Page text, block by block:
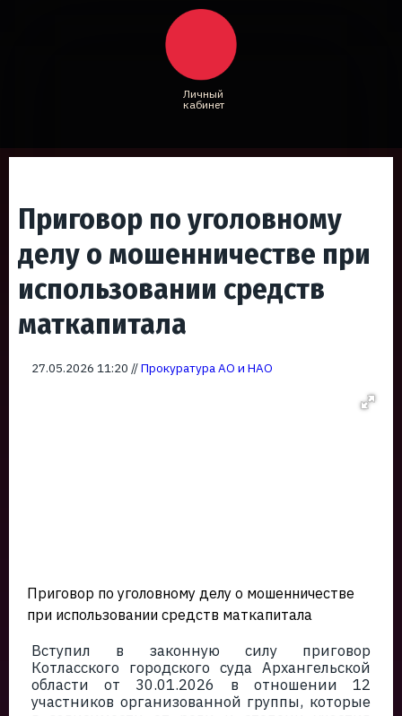
Личный
кабинет
Приговор по уголовному
делу о мошенничестве при
использовании средств
маткапитала
27.05.2026 11:20 //Прокуратура АО и НАО
Приговор по уголовному делу о мошенничестве
при использовании средств маткапитала
Вступил в законную силу приговор
Котласского городского суда Архангельской
области от 30.01.2026 в отношении 12
участников организованной группы, которые